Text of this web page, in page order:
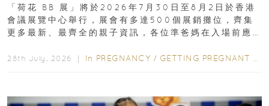
「荷花 BB 展」將於2026年7月30日至8月2日於香港
會議展覽中心舉行，展會有多達500個展銷攤位，齊集
更多最新、最齊全的親子資訊，各位準爸媽在入場前應
28th July, 2026 ｜ In PREGNANCY / GETTING PREGNANT